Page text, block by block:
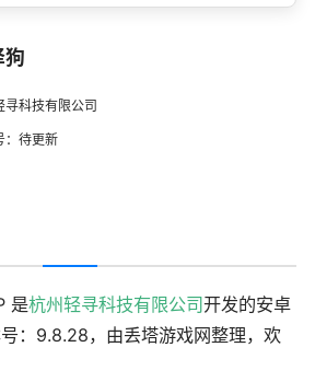
狗
寻科技有限公司
：待更新
是杭州轻寻科技有限公司开发的安卓
：9.8.28，由丢塔游戏网整理，欢